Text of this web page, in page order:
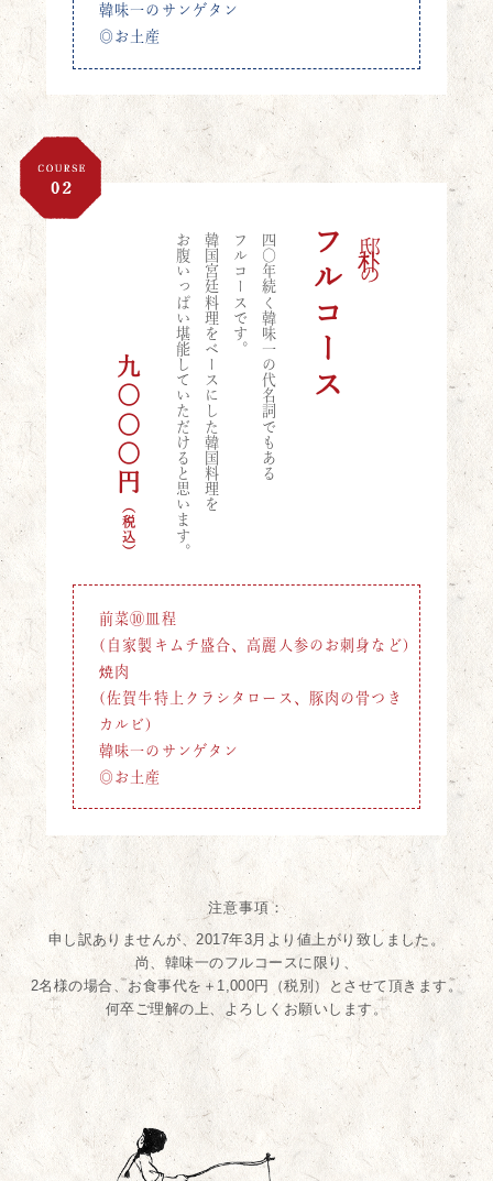
韓味一のサンゲタン
◎お土産
朴邸の
フルコース
四〇年続く韓味一の代名詞でもある
フルコースです。
韓国宮廷料理をベースにした韓国料理を
お腹いっぱい堪能していただけると思います。
九○○○円
（税込）
前菜⑩皿程
(自家製キムチ盛合、高麗人参のお刺身など)
焼肉
(佐賀牛特上クラシタロース、豚肉の骨つき
カルビ)
韓味一のサンゲタン
◎お土産
注意事項：
申し訳ありませんが、2017年3月より値上がり致しました。
尚、韓味一のフルコースに限り、
2名様の場合、お食事代を＋1,000円（税別）とさせて頂きます。
何卒ご理解の上、よろしくお願いします。